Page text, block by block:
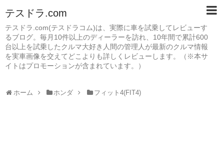
テスドラ.com
テスドラ.com(テスドラコム)は、実際に車を試乗してレビューす
るブログ。毎月10件以上のディーラーを訪れ、10年間で累計600
台以上を試乗したクルマ大好き人間の管理人が最新のクルマ情報
を実車画像を交えてどこよりも詳しくレビューします。（※本サ
イトはプロモーションが含まれています。）
ホーム ホンダ フィット4(FIT4)